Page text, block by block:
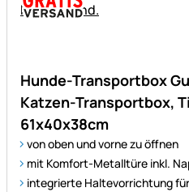
Hunde-Transportbox
Katzen-Transportbox,
61x40x38cm
von oben und vorne zu öffnen
mit Komfort-Metalltüre inkl.
integrierte Haltevorrichtung